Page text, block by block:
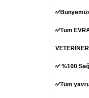
✅Tüm
✅ %100
✅Tüm